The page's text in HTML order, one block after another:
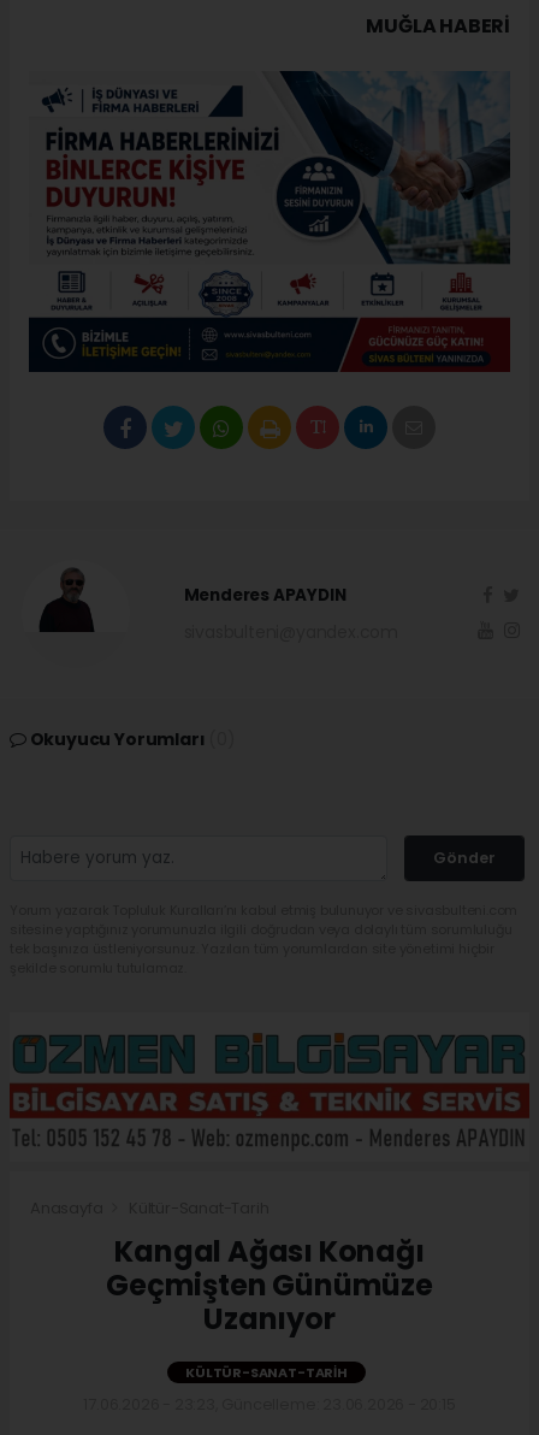
MUĞLA HABERİ
Menderes APAYDIN
Okuyucu Yorumları
Gönder
Kangal Ağası Konağı
Geçmişten Günümüze
Uzanıyor
KÜLTÜR-SANAT-TARIH